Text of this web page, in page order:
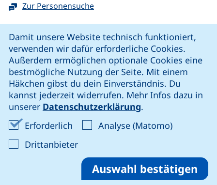
Damit unsere Website technisch funktioniert,
verwenden wir dafür erforderliche Cookies.
Außerdem ermöglichen optionale Cookies eine
bestmögliche Nutzung der Seite. Mit einem
Häkchen gibst du dein Einverständnis. Du
kannst jederzeit widerrufen. Mehr Infos dazu in
unserer Datenschutzerklärung.
Erforderlich Erforderliche Cookies akzeptieren
Analyse (Matomo)Analyse-
Drittanbieter: Cookies von Drittanbieter
Auswahl bestätigen
Zur Personensuche
unsere Facebook-Seite (externer Link, öffnet neues
unsere LinkedIn-Seite (externer Link, öffnet
unsere Instagram-Seite (externer Link,
unsere YouTube-Seite (externer
Cookie-Einstellungen
Impressum
Datenschutz
Erklärung zur Barrierefreiheit